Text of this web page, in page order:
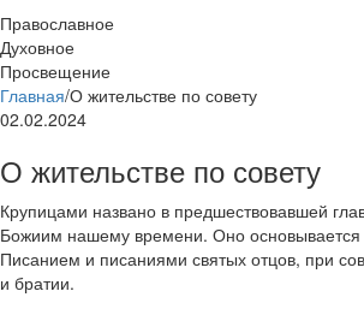
Православное
Духовное
Просвещение
Главная/О жительстве по совету
02.02.2024
О жительстве по совету
Крупицами названо в предшествовавшей
Божиим нашему времени. Оно
Писанием и писаниями святых отцов, при
и братии.